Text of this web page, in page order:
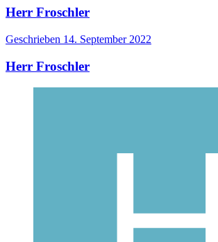
Herr Froschler
Geschrieben 14. September 2022
Herr Froschler